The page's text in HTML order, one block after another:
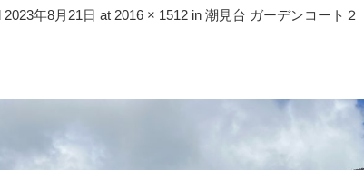
2023年8月21日 at 2016 × 1512 in 潮見台 ガーデンコート